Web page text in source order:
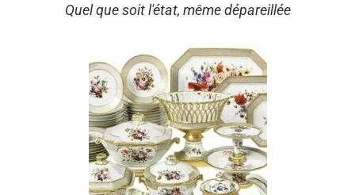
Quel que soit l'état, même dépareillée